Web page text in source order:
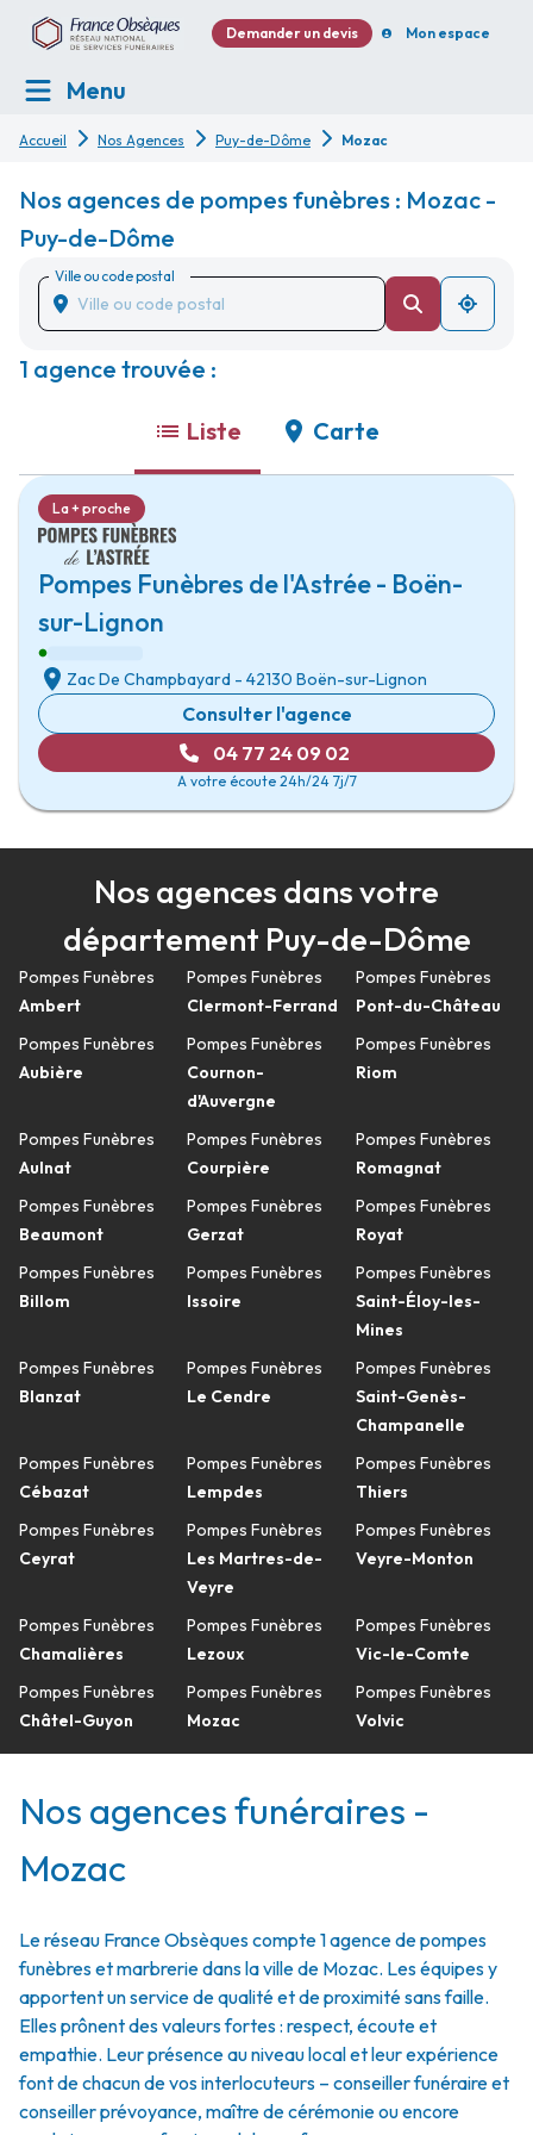
Demander un devis Mon espace
Menu
Accueil Nos Agences Puy-de-Dôme Mozac
Nos agences de pompes funèbres : Mozac -
Puy-de-Dôme
Ville ou code postal
1 agence trouvée :
Liste Carte
Pompes Funèbres de l'Astrée - Boën-
sur-Lignon
La + proche
Zac De Champbayard - 42130 Boën-sur-Lignon
Consulter l'agence
04 77 24 09 02
A votre écoute 24h/24 7j/7
Nos agences dans votre
département Puy-de-Dôme
Pompes Funèbres
Ambert
Pompes Funèbres
Aubière
Pompes Funèbres
Aulnat
Pompes Funèbres
Beaumont
Pompes Funèbres
Billom
Pompes Funèbres
Blanzat
Pompes Funèbres
Cébazat
Pompes Funèbres
Ceyrat
Pompes Funèbres
Chamalières
Pompes Funèbres
Châtel-Guyon
Pompes Funèbres
Clermont-Ferrand
Pompes Funèbres
Cournon-
d'Auvergne
Pompes Funèbres
Courpière
Pompes Funèbres
Gerzat
Pompes Funèbres
Issoire
Pompes Funèbres
Le Cendre
Pompes Funèbres
Lempdes
Pompes Funèbres
Les Martres-de-
Veyre
Pompes Funèbres
Lezoux
Pompes Funèbres
Mozac
Pompes Funèbres
Pont-du-Château
Pompes Funèbres
Riom
Pompes Funèbres
Romagnat
Pompes Funèbres
Royat
Pompes Funèbres
Saint-Éloy-les-
Mines
Pompes Funèbres
Saint-Genès-
Champanelle
Pompes Funèbres
Thiers
Pompes Funèbres
Veyre-Monton
Pompes Funèbres
Vic-le-Comte
Pompes Funèbres
Volvic
Nos agences funéraires -
Mozac
Le réseau France Obsèques compte 1 agence de pompes
funèbres et marbrerie dans la ville de Mozac. Les équipes y
apportent un service de qualité et de proximité sans faille.
Elles prônent des valeurs fortes : respect, écoute et
empathie. Leur présence au niveau local et leur expérience
font de chacun de vos interlocuteurs – conseiller funéraire et
conseiller prévoyance, maître de cérémonie ou encore